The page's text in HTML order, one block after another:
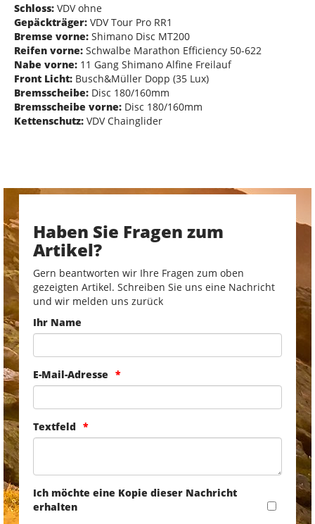
Schloss: VDV ohne
Gepäckträger: VDV Tour Pro RR1
Bremse vorne: Shimano Disc MT200
Reifen vorne: Schwalbe Marathon Efficiency 50-622
Nabe vorne: 11 Gang Shimano Alfine Freilauf
Front Licht: Busch&Müller Dopp (35 Lux)
Bremsscheibe: Disc 180/160mm
Bremsscheibe vorne: Disc 180/160mm
Kettenschutz: VDV Chainglider
Haben Sie Fragen zum
Artikel?
Gern beantworten wir Ihre Fragen zum oben
gezeigten Artikel. Schreiben Sie uns eine Nachricht
und wir melden uns zurück
Ihr Name
E-Mail-Adresse
Textfeld
Ich möchte eine Kopie dieser Nachricht
erhalten